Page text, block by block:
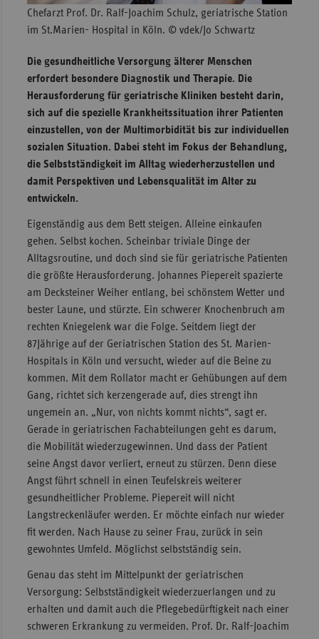
Chefarzt Prof. Dr. Ralf-Joachim Schulz, geriatrische Station
im St.Marien- Hospital in Köln. © vdek/Jo Schwartz
Die gesundheitliche Versorgung älterer Menschen
erfordert besondere Diagnostik und Therapie. Die
Herausforderung für geriatrische Kliniken besteht darin,
sich auf die spezielle Krankheitssituation ihrer Patienten
einzustellen, von der Multimorbidität bis zur individuellen
sozialen Situation. Dabei steht im Fokus der Behandlung,
die Selbstständigkeit im Alltag wiederherzustellen und
damit Perspektiven und Lebensqualität im Alter zu
entwickeln.
Eigenständig aus dem Bett steigen. Alleine einkaufen
gehen. Selbst kochen. Scheinbar triviale Dinge der
Alltagsroutine, und doch sind sie für geriatrische Patienten
die größte Herausforderung. Johannes Piepereit spazierte
am Decksteiner Weiher entlang, bei schönstem Wetter und
bester Laune, und stürzte. Ein schwerer Knochenbruch am
rechten Kniegelenk war die Folge. Seitdem liegt der
87Jährige auf der Geriatrischen Station des St. Marien-
Hospitals in Köln und versucht, wieder auf die Beine zu
kommen. Mit dem Rollator macht er Gehübungen auf dem
Gang, richtet sich kerzengerade auf, dies strengt ihn
ungemein an. „Nur, von nichts kommt nichts“, sagt er.
Gerade in geriatrischen Fachabteilungen geht es darum,
die Mobilität wiederzugewinnen. Und dass der Patient
seine Angst davor verliert, erneut zu stürzen. Denn diese
Angst führt schnell in einen Teufelskreis weiterer
gesundheitlicher Probleme. Piepereit will nicht
Langstreckenläufer werden. Er möchte einfach nur wieder
fit werden. Nach Hause zu seiner Frau, zurück in sein
gewohntes Umfeld. Möglichst selbstständig sein.
Genau das steht im Mittelpunkt der geriatrischen
Versorgung: Selbstständigkeit wiederzuerlangen und zu
erhalten und damit auch die Pflegebedürftigkeit nach einer
schweren Erkrankung zu vermeiden. Prof. Dr. Ralf-Joachim